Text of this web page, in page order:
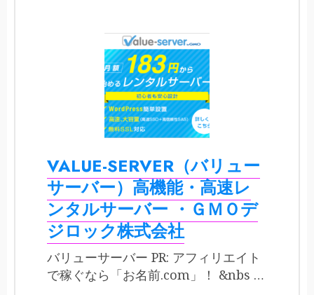
VALUE-SERVER（バリュー
サーバー）高機能・高速レ
ンタルサーバー ・ＧＭＯデ
ジロック株式会社
バリューサーバー PR: アフィリエイト
で稼ぐなら「お名前.com」！ &nbs …